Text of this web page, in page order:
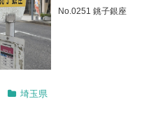
No.0251 銚子銀座
埼玉県